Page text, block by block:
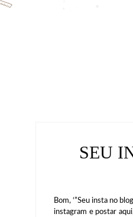
SEU
Bom, ‘”Seu insta no
instagram e postar